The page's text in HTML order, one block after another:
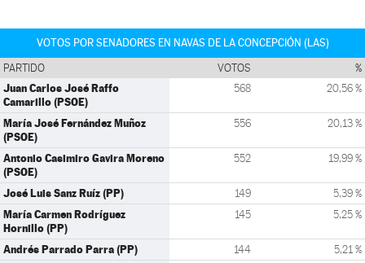
VOTOS POR SENADORES EN NAVAS DE LA CONCEPCIÓN (LAS)
PARTIDO VOTOS %
Juan Carlos José Raffo
Camarillo (PSOE)
568 20,56 %
María José Fernández Muñoz
(PSOE)
556 20,13 %
Antonio Casimiro Gavira Moreno
(PSOE)
552 19,99 %
José Luis Sanz Ruíz (PP) 149 5,39 %
María Carmen Rodríguez
Hornillo (PP)
145 5,25 %
Andrés Parrado Parra (PP) 144 5,21 %